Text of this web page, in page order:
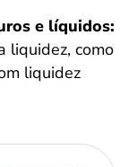
e líquidos:
liquidez, como
liquidez